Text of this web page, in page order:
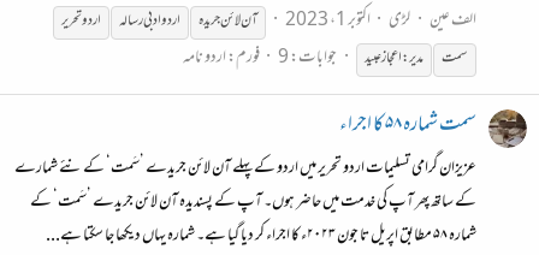
الف عین
لڑی اکتوبر 1، 2023 آن لائن جریدہ اردو ادبی رسالہ
اردوتحریر
سمت
مدیر:اعجازعبید جوابات: 9 فورم:اردو نامہ
سمت شمارہ ۵۸ کا اجراء
عزیزان گرامی تسلیمات اردو تحریر میں اردو کے پہلے آن لائن جریدے ’سَمت‘ کے نئے شمارے
کے ساتھ پھر آپ کی خدمت میں حاضر ہوں۔ آپ کے پسندیدہ آن لائن جریدے ’سَمت‘ کے
شمارہ ۵۸ مطابق اپریل تا جون ۲۰۲۳ء کا اجراء کر دیا گیا ہے۔ شمارہ یہاں دیکھا جا سکتا ہے...